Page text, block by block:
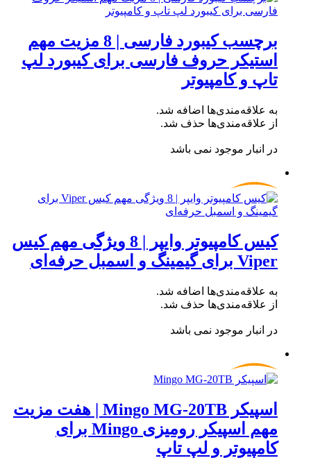
برچسب کیبورد فارسی | 8 مزیت مهم
استیکر حروف فارسی برای کیبورد لپ
تاپ و کامپیوتر
به علاقه‌مندی‌ها اضافه شد.
از علاقه‌مندی‌ها حذف شد.
در انبار موجود نمی باشد
کیس کامپیوتر وایپر | 8 ویژگی مهم کیس
Viper برای گیمینگ و اسمبل حرفه‌ای
به علاقه‌مندی‌ها اضافه شد.
از علاقه‌مندی‌ها حذف شد.
در انبار موجود نمی باشد
اسپیکر Mingo MG-20TB | هفت مزیت
مهم اسپیکر رومیزی Mingo برای
کامپیوتر و لپ تاپ